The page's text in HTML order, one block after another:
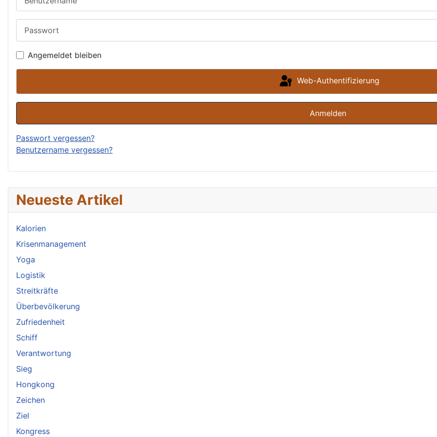
Neueste Artikel
Kalorien
Krisenmanagement
Yoga
Logistik
Streitkräfte
Überbevölkerung
Zufriedenheit
Schiff
Verantwortung
Sieg
Hongkong
Zeichen
Ziel
Kongress
Angemeldet bleiben
Web-Authentifizierung
Anmelden
Passwort vergessen?
Benutzername vergessen?